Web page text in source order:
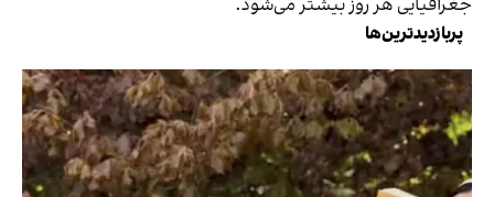
جغرافیایی هر روز بیشتر می‌شود.
پربازدیدترین‌ها